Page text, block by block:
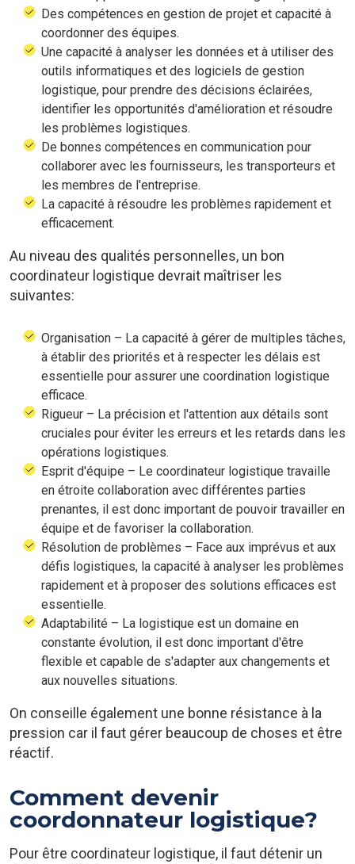
Des compétences en gestion de projet et capacité à
coordonner des équipes.
Une capacité à analyser les données et à utiliser des
outils informatiques et des logiciels de gestion
logistique, pour prendre des décisions éclairées,
identifier les opportunités d'amélioration et résoudre
les problèmes logistiques.
De bonnes compétences en communication pour
collaborer avec les fournisseurs, les transporteurs et
les membres de l'entreprise.
La capacité à résoudre les problèmes rapidement et
efficacement.
Au niveau des qualités personnelles, un bon
coordinateur logistique devrait maîtriser les
suivantes:
Organisation – La capacité à gérer de multiples tâches,
à établir des priorités et à respecter les délais est
essentielle pour assurer une coordination logistique
efficace.
Rigueur – La précision et l'attention aux détails sont
cruciales pour éviter les erreurs et les retards dans les
opérations logistiques.
Esprit d'équipe – Le coordinateur logistique travaille
en étroite collaboration avec différentes parties
prenantes, il est donc important de pouvoir travailler en
équipe et de favoriser la collaboration.
Résolution de problèmes – Face aux imprévus et aux
défis logistiques, la capacité à analyser les problèmes
rapidement et à proposer des solutions efficaces est
essentielle.
Adaptabilité – La logistique est un domaine en
constante évolution, il est donc important d'être
flexible et capable de s'adapter aux changements et
aux nouvelles situations.
On conseille également une bonne résistance à la
pression car il faut gérer beaucoup de choses et être
réactif.
Comment devenir
coordonnateur logistique?
Pour être coordinateur logistique, il faut détenir un